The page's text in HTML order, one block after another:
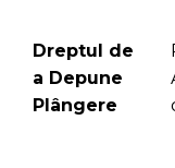
Dreptul de
a Depune
Plângere